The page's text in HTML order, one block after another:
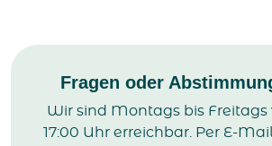
Fragen oder
Wir sind Montags bis Freitags
17:00 Uhr erreichbar. Per E-